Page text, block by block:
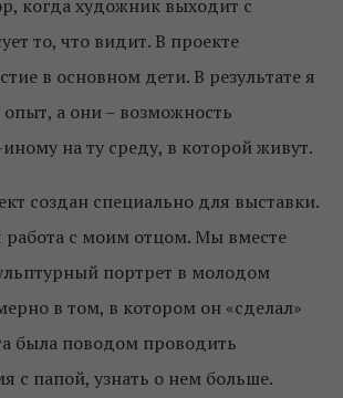
когда художник выходит с
то, что видит. В проекте
в основном дети. В результате я
а они – возможность
на ту среду, в которой живут.
создан специально для выставки.
работа с моим отцом. Мы вместе
портрет в молодом
в том, в котором он «сделал»
была поводом проводить
с папой, узнать о нем больше.